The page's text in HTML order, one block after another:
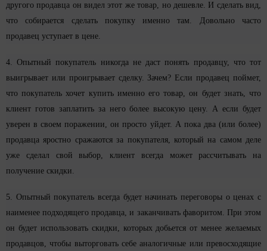
другого продавца он видел этот же товар, но дешевле. И сделать вид,
что собирается сделать покупку именно там. Довольно часто
продавец уступает в цене.
4. Опытный покупатель никогда не даст понять продавцу, что тот
выигрывает или проигрывает сделку. Зачем? Если продавец поймет,
что покупатель хочет купить именно его товар, он будет знать, что
клиент готов заплатить за него более высокую цену. А если будет
уверен в своем поражении, он просто уйдет. А пока два (или более)
продавца яростно сражаются за покупателя, который на самом деле
уже сделал свой выбор, клиент всегда может рассчитывать на
получение скидки.
5. Опытный покупатель всегда будет начинать переговоры о ценах с
наименее подходящего продавца, и заканчивать фаворитом. При этом
он будет использовать скидки, которых добьется от менее желаемых
продавцов, чтобы выторговать себе аналогичные или превосходящие